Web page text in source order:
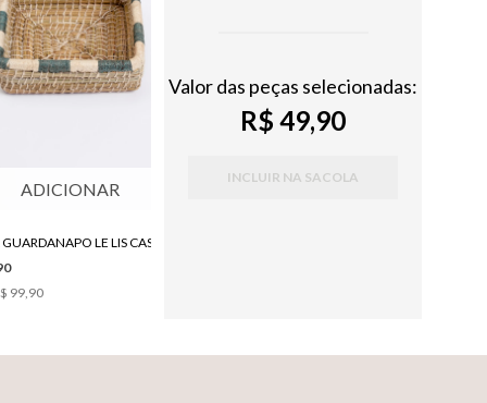
ADICIONAR
99,90
ADICIONAR
Valor das peças selecionadas:
R$ 49,90
INCLUIR NA SACOLA